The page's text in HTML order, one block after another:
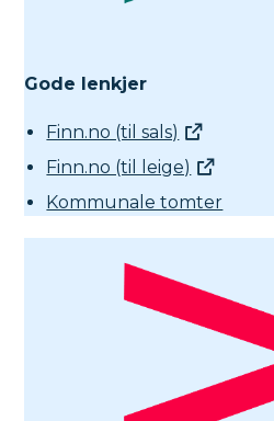
Gode lenkjer
Finn.no (til sals)
Finn.no (til leige)
Kommunale tomter